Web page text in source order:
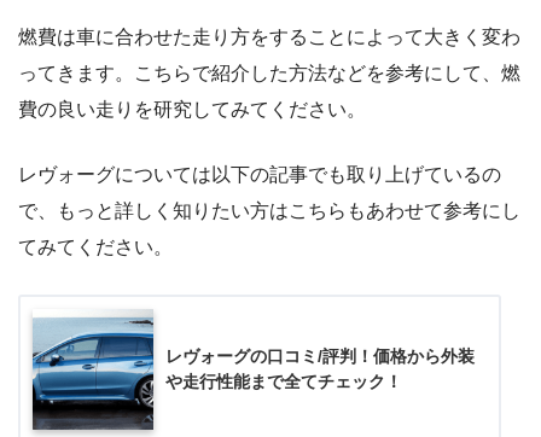
燃費は車に合わせた走り方をすることによって大きく変わ
ってきます。こちらで紹介した方法などを参考にして、燃
費の良い走りを研究してみてください。
レヴォーグについては以下の記事でも取り上げているの
で、もっと詳しく知りたい方はこちらもあわせて参考にし
てみてください。
レヴォーグの口コミ/評判！価格から外装
や走行性能まで全てチェック！